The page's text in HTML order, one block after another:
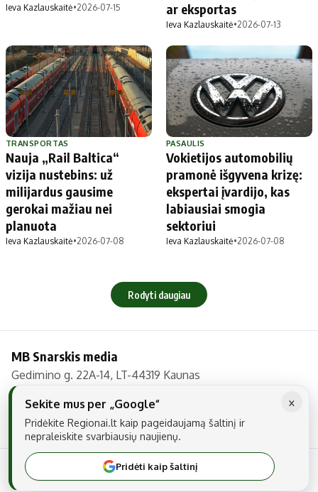
Ieva Kazlauskaitė•2026-07-15
ar eksportas
Ieva Kazlauskaitė•2026-07-13
TRANSPORTAS
Nauja „Rail Baltica“
vizija nustebins: už
milijardus gausime
gerokai mažiau nei
planuota
Ieva Kazlauskaitė•2026-07-08
PASAULIS
Vokietijos automobilių
pramonė išgyvena krizę:
ekspertai įvardijo, kas
labiausiai smogia
sektoriui
Ieva Kazlauskaitė•2026-07-08
Rodyti daugiau
MB Snarskis media
Gedimino g. 22A-14, LT-44319 Kaunas
Tel.: +370 606 17737
El. paštas: info@regionai.lt
© 2026 Visos teisės saugomos. Kopijuoti be raštiško sutikimo yra
draudžiama.
×
Sekite mus per „Google“
Pridėkite Regionai.lt kaip pageidaujamą šaltinį ir
nepraleiskite svarbiausių naujienų.
Pridėti kaip šaltinį